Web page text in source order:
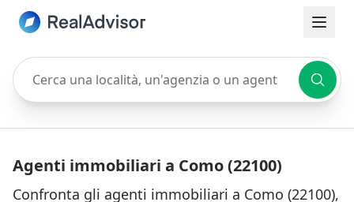
Cerca una località, un'agenzia o un agente
Agenti immobiliari a Como (22100)
Confronta gli agenti immobiliari a Como (22100),